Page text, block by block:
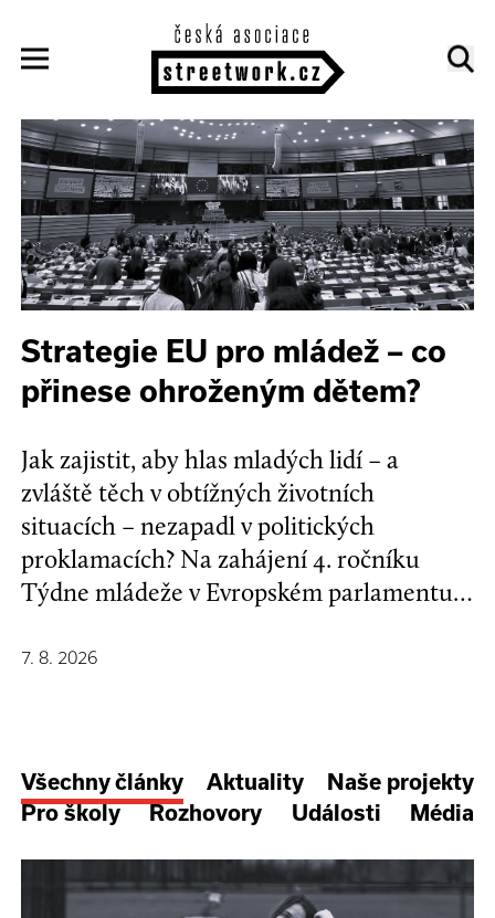
Strategie EU pro mládež – co
přinese ohroženým dětem?
Jak zajistit, aby hlas mladých lidí – a
zvláště těch v obtížných životních
situacích – nezapadl v politických
proklamacích? Na zahájení 4. ročníku
Týdne mládeže v Evropském parlamentu v
stakeholdeři zapojili do formulování nové
7. 8. 2026
Všechny články Aktuality
Naše projekty
Pro školy
Rozhovory Události Média